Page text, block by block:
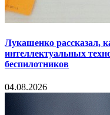
Лукашенко рассказал,
интеллектуальных
беспилотников
04.08.2026